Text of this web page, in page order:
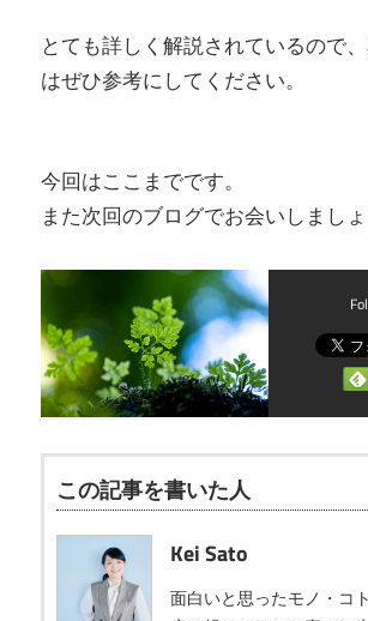
とても詳しく解説されているので
はぜひ参考にしてください。
今回はここまでです。
また次回のブログでお会いしましょ
この記事を書いた人
Kei Sato
面白いと思ったモノ・コ